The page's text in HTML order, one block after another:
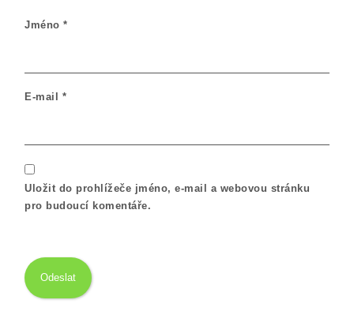
Jméno *
E-mail *
Uložit do prohlížeče jméno, e-mail a webovou stránku
pro budoucí komentáře.